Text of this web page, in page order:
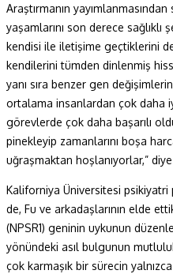
Araştırmanın
yaşamlarını son derece
kendisi ile iletişime geçtiklerini
kendilerini tümden dinlenmiş
yanı sıra benzer gen
ortalama insanlardan çok daha
görevlerde çok daha başarılı
pinekleyip zamanlarını boşa
uğraşmaktan hoşlanıyorlar,”
Kaliforniya Üniversitesi
de, Fu ve arkadaşlarının elde
(NPSR1) geninin uykunun
yönündeki asıl bulgunun
çok karmaşık bir sürecin